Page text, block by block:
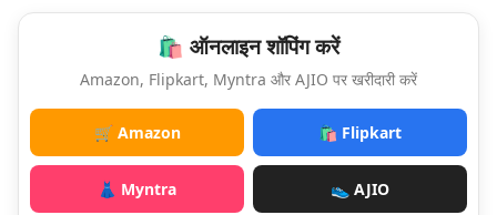
🛍️ ऑनलाइन शॉपिंग करें
Amazon, Flipkart, Myntra और AJIO पर खरीदारी करें
🛒 Amazon 🛍️ Flipkart
👗 Myntra 👟 AJIO